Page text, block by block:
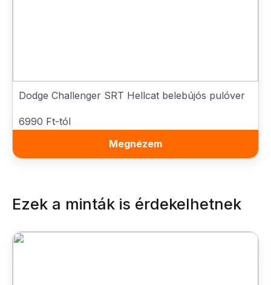
Dodge Challenger SRT Hellcat belebújós pulóver
6990 Ft-tól
Megnézem
Ezek a minták is érdekelhetnek